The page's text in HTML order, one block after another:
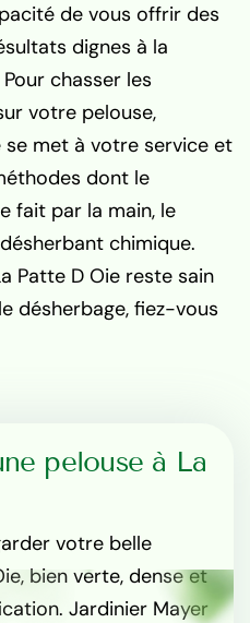
de vous offrir des
dignes à la
chasser les
votre pelouse,
se met à votre service et
dont le
fait par la main, le
chimique.
Patte D Oie reste sain
désherbage, fiez-vous
pelouse à La
votre belle
bien verte, dense et
Jardinier Mayer